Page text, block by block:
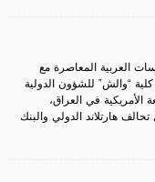
العربية المعاصرة مع
“والش” للشؤون الدولية
في العراق،
هارتلاند الدولي والبنك